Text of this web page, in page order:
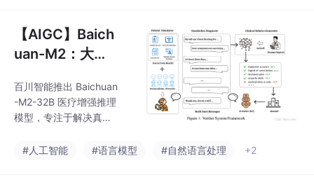
【AIGC】Baich
uan-M2：大语
域的动态验证框
架
百川智能推出 Baichuan
-M2-32B 医疗增强推理
模型，专注于解决真实
任务。该模型通过对真
#人工智能 #语言模型 #自然语言处理 +2